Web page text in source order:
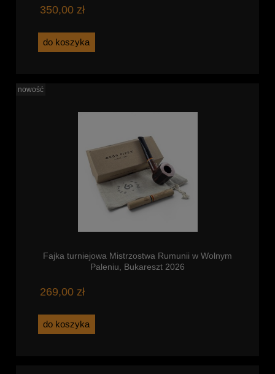
350,00 zł
do koszyka
Fajka turniejowa Mistrzostwa Rumunii w Wolnym
Paleniu, Bukareszt 2026
269,00 zł
do koszyka
nowość